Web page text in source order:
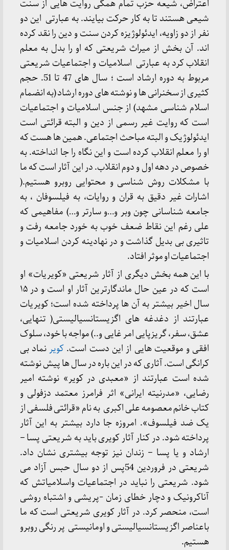
اعتراض، شیعه حزب تمام همگی روایت هایی از سنت
شیعی هستند تا به کار حرکت بیایند. به عبارتی این دو
نفر از دو زاویه، ایدئولوژیزه کردن سنت و دین را نقد کرده
اند. آن بخش از میراث شریعتی که او را بدل به معلم
انقلاب کرد به عبارتی اسلامیات و اجتماعیات شریعتی
مربوط به دوره ارشاد است ؛ سال های 47 تا 51. حجم
کثیری از سخنرانی ها و نوشته های دوره ارشاد (به انضمام
اسلام شناسی مشهد) از جنس اسلامیات و اجتماعیات
است که روایت غیر رسمی از دین و البته قرائتی است
ایدئولوژیک و البته مباحث اجتماعی. همین ها هست که
او را معلم انقلاب کرده است و این نگاه را جا انداخته. به
خصوص در دهه اول و دوم انقلاب. در این آثار است که ما
با مشکلات روش شناسی و محتوایی روبرو هستیم.(
اشارات غیر دقیق به قران و روایات، به فیلسوفان ، به
جامعه شناسانی چون وبر و…و سارتر و…) مفاهیمی که
علی رغم این نقاط ضعف خوب به خورد جامعه رفت و
تاثیری بی بدیل گذاشت و در نهادینه کردن اسلامیات و
اجتماعیات او موثر افتاد.
با این همه بخش دیگری از آثار شریعتی «کویریات» او
است که در عین حال ماندگارترین آثار او است و در ۱۵
سال اخیر بیشتر به آن ها پرداخته شده است؛ کویریات
عبارتند از دغدغه های اگزیستانسیالیستی( تنهایی،
عشق، سفر، گریزپایی امر غایی و..) مواجه با خود، سلوک
افقی و موقعیت هایی از این دست است. کویرنماد بی
کرانگی است. آثاری که در این باره در سال ها پیش نوشته
شده است عبارتند از «معبدی در کویر» نوشته امیر
رضایی، «مدرنیته ایرانی» اثر فرامرز معتمد دزفولی و
کتاب خانم معصومه علی اکبری به نام «قرائتی فلسفی از
یک ضد فیلسوف». امروزه جا دارد بیشتر به این آثار
پرداخته شود. در کنار آثار کویری باید به شریعتی پسا –
ارشاد و یا پسا – زندان نیز توجه بیشتری نشان داد.
شریعتی در فروردین 54پس از دو سال حبس آزاد می
شود. شریعتی را نباید در اجتماعیات واسلامیاتش که
آناکرونیک و دچار خطای زمان -پریشی و اشتباه روشی
است، منحصر کرد. در آثار کویری شریعتی است که ما
باعناصر اگزیستانسیالیستی و اومانیستی پر رنگی روبرو
هستیم.